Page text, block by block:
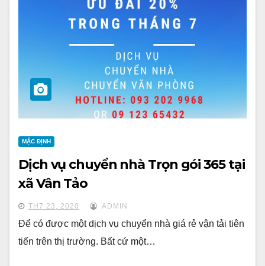
MẶC ĐỊNH
Dịch vụ chuyển nhà Trọn gói 365 tại
xã Vân Tảo
TH7 23, 2020 ADMIN
Để có được một dịch vụ chuyển nhà giá rẻ vận tải tiên
tiến trên thị trường. Bất cứ một…